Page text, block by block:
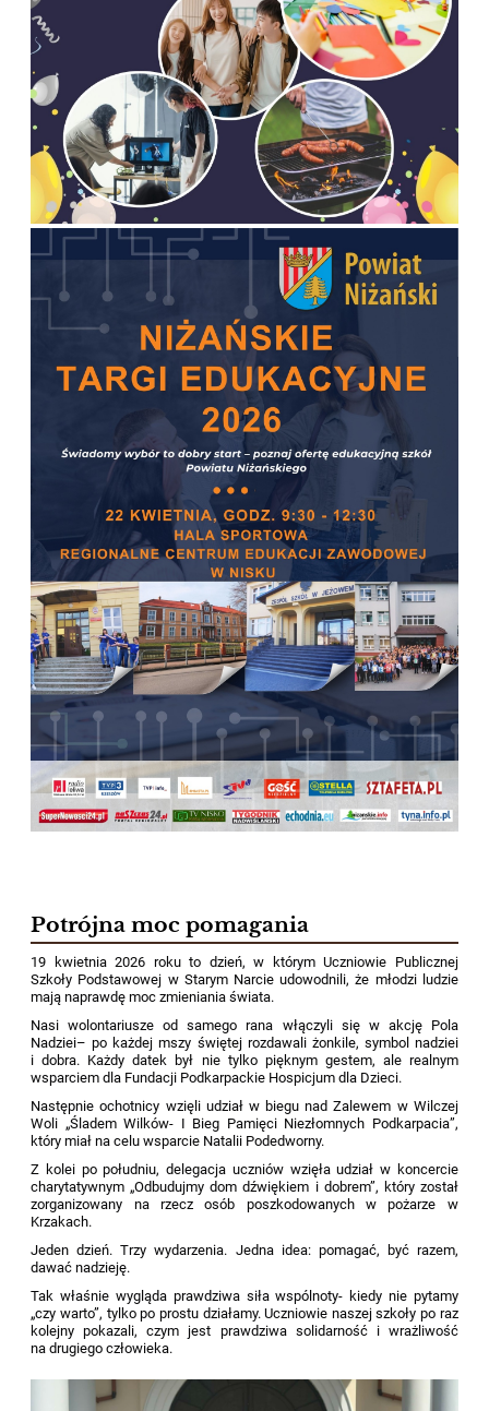
Potrójna moc pomagania
19 kwietnia 2026 roku to dzień, w którym Uczniowie Publicznej
Szkoły Podstawowej w Starym Narcie udowodnili, że młodzi ludzie
mają naprawdę moc zmieniania świata.
Nasi wolontariusze od samego rana włączyli się w akcję Pola
Nadziei– po każdej mszy świętej rozdawali żonkile, symbol nadziei
i dobra. Każdy datek był nie tylko pięknym gestem, ale realnym
wsparciem dla Fundacji Podkarpackie Hospicjum dla Dzieci.
Następnie ochotnicy wzięli udział w biegu nad Zalewem w Wilczej
Woli „Śladem Wilków- I Bieg Pamięci Niezłomnych Podkarpacia”,
który miał na celu wsparcie Natalii Podedworny.
Z kolei po południu, delegacja uczniów wzięła udział w koncercie
charytatywnym „Odbudujmy dom dźwiękiem i dobrem”, który został
zorganizowany na rzecz osób poszkodowanych w pożarze w
Krzakach.
Jeden dzień. Trzy wydarzenia. Jedna idea: pomagać, być razem,
dawać nadzieję.
Tak właśnie wygląda prawdziwa siła wspólnoty- kiedy nie pytamy
„czy warto”, tylko po prostu działamy. Uczniowie naszej szkoły po raz
kolejny pokazali, czym jest prawdziwa solidarność i wrażliwość
na drugiego człowieka.